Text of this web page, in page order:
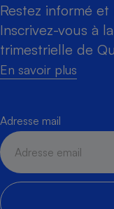
Restez informé et
Inscrivez-vous à
trimestrielle de
En savoir plus
Adresse mail